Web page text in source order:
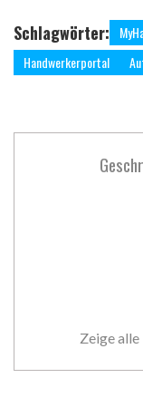
Schlagwörter:
Handwerkerportal
Zeige